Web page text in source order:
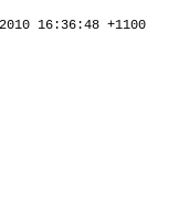
16:36:48 +1100